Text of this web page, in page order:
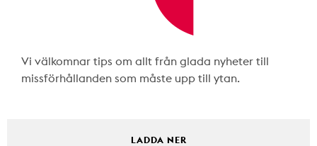
Vi välkomnar tips om allt från glada nyheter till
missförhållanden som måste upp till ytan.
LADDA NER